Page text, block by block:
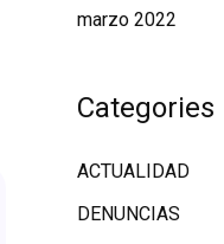
marzo 2022
Categories
ACTUALIDAD
DENUNCIAS